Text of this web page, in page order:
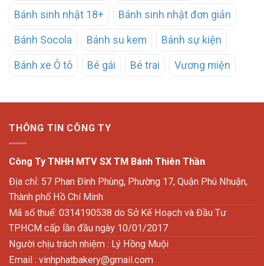
Bánh sinh nhật 18+ Bánh sinh nhật đơn giản
Bánh Socola Bánh su kem Bánh sự kiện
Bánh xe Ô tô Bé gái Bé trai Vương miện
THÔNG TIN CÔNG TY
Công Ty TNHH MTV SX TM Bánh Thiên Thần
Địa chỉ: 57 Phan Đình Phùng, Phường 17, Quận Phú Nhuận,
Thành phố Hồ Chí Minh
Mã số thuế: 0314190538 do Sở Kế Hoạch và Đầu Tư
TPHCM cấp lần đầu ngày 10/01/2017
Người chịu trách nhiệm : Lý Hồng Muội
Email : vinhphatbakery@gmail.com